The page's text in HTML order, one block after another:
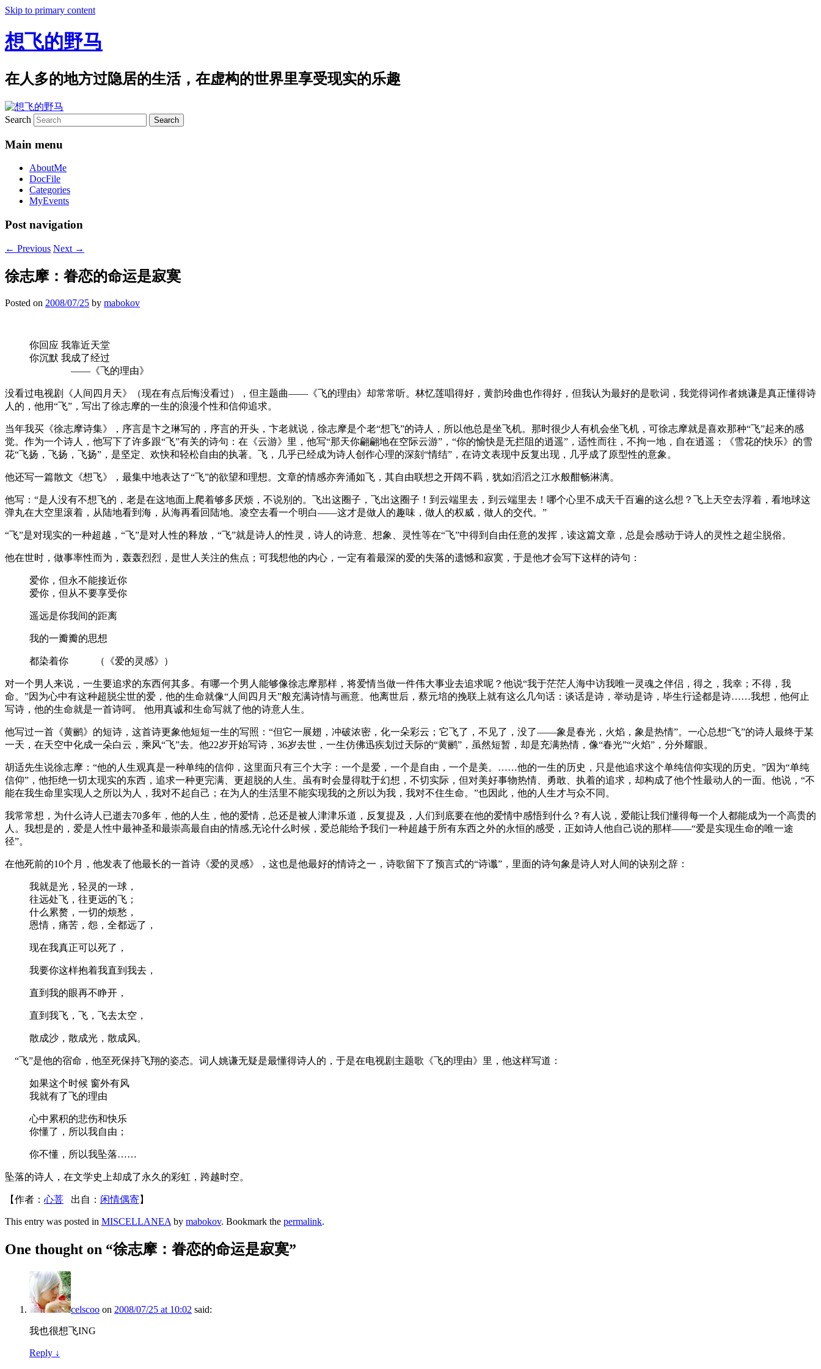
Skip to primary content
想飞的野马
在人多的地方过隐居的生活，在虚构的世界里享受现实的乐趣
Search
Main menu
AboutMe
DocFile
Categories
MyEvents
Post navigation
← Previous Next →
徐志摩：眷恋的命运是寂寞
Posted on 2008/07/25 by mabokov
你回应 我靠近天堂
你沉默 我成了经过
——《飞的理由》
没看过电视剧《人间四月天》（现在有点后悔没看过），但主题曲——《飞的理由》却常常听。林忆莲唱得好，黄韵玲曲也作得好，但我认为最好的是歌词，我觉得词作者姚谦是真正懂得诗
人的，他用“飞”，写出了徐志摩的一生的浪漫个性和信仰追求。
当年我买《徐志摩诗集》，序言是卞之琳写的，序言的开头，卞老就说，徐志摩是个老“想飞”的诗人，所以他总是坐飞机。那时很少人有机会坐飞机，可徐志摩就是喜欢那种“飞”起来的感
觉。作为一个诗人，他写下了许多跟“飞”有关的诗句：在《云游》里，他写“那天你翩翩地在空际云游”，“你的愉快是无拦阻的逍遥”，适性而往，不拘一地，自在逍遥；《雪花的快乐》的雪
花“飞扬，飞扬，飞扬”，是坚定、欢快和轻松自由的执著。飞，几乎已经成为诗人创作心理的深刻“情结”，在诗文表现中反复出现，几乎成了原型性的意象。
他还写一篇散文《想飞》，最集中地表达了“飞”的欲望和理想。文章的情感亦奔涌如飞，其自由联想之开阔不羁，犹如滔滔之江水般酣畅淋漓。
他写：“是人没有不想飞的，老是在这地面上爬着够多厌烦，不说别的。飞出这圈子，飞出这圈子！到云端里去，到云端里去！哪个心里不成天千百遍的这么想？飞上天空去浮着，看地球这
弹丸在大空里滚着，从陆地看到海，从海再看回陆地。凌空去看一个明白——这才是做人的趣味，做人的权威，做人的交代。”
“飞”是对现实的一种超越，“飞”是对人性的释放，“飞”就是诗人的性灵，诗人的诗意、想象、灵性等在“飞”中得到自由任意的发挥，读这篇文章，总是会感动于诗人的灵性之超尘脱俗。
他在世时，做事率性而为，轰轰烈烈，是世人关注的焦点；可我想他的内心，一定有着最深的爱的失落的遗憾和寂寞，于是他才会写下这样的诗句：
爱你，但永不能接近你
爱你，但从不要享受你
遥远是你我间的距离
我的一瓣瓣的思想
都染着你 （《爱的灵感》）
对一个男人来说，一生要追求的东西何其多。有哪一个男人能够像徐志摩那样，将爱情当做一件伟大事业去追求呢？他说“我于茫茫人海中访我唯一灵魂之伴侣，得之，我幸；不得，我
命。”因为心中有这种超脱尘世的爱，他的生命就像“人间四月天”般充满诗情与画意。他离世后，蔡元培的挽联上就有这么几句话：谈话是诗，举动是诗，毕生行迳都是诗……我想，他何止
写诗，他的生命就是一首诗呵。 他用真诚和生命写就了他的诗意人生。
他写过一首《黄鹂》的短诗，这首诗更象他短短一生的写照：“但它一展翅，冲破浓密，化一朵彩云；它飞了，不见了，没了——象是春光，火焰，象是热情”。一心总想“飞”的诗人最终于某
一天，在天空中化成一朵白云，乘风“飞”去。他22岁开始写诗，36岁去世，一生仿佛迅疾划过天际的“黄鹂”，虽然短暂，却是充满热情，像“春光”“火焰”，分外耀眼。
胡适先生说徐志摩：“他的人生观真是一种单纯的信仰，这里面只有三个大字：一个是爱，一个是自由，一个是美。……他的一生的历史，只是他追求这个单纯信仰实现的历史。”因为“单纯
信仰”，他拒绝一切太现实的东西，追求一种更完满、更超脱的人生。虽有时会显得耽于幻想，不切实际，但对美好事物热情、勇敢、执着的追求，却构成了他个性最动人的一面。他说，“不
能在我生命里实现人之所以为人，我对不起自己；在为人的生活里不能实现我的之所以为我，我对不住生命。”也因此，他的人生才与众不同。
我常常想，为什么诗人已逝去70多年，他的人生，他的爱情，总还是被人津津乐道，反复提及，人们到底要在他的爱情中感悟到什么？有人说，爱能让我们懂得每一个人都能成为一个高贵的
人。我想是的，爱是人性中最神圣和最崇高最自由的情感,无论什么时候，爱总能给予我们一种超越于所有东西之外的永恒的感受，正如诗人他自己说的那样——“爱是实现生命的唯一途
径”。
在他死前的10个月，他发表了他最长的一首诗《爱的灵感》，这也是他最好的情诗之一，诗歌留下了预言式的“诗谶”，里面的诗句象是诗人对人间的诀别之辞：
我就是光，轻灵的一球，
往远处飞，往更远的飞；
什么累赘，一切的烦愁，
恩情，痛苦，怨，全都远了，
现在我真正可以死了，
我要你这样抱着我直到我去，
直到我的眼再不睁开，
直到我飞，飞，飞去太空，
散成沙，散成光，散成风。
“飞”是他的宿命，他至死保持飞翔的姿态。词人姚谦无疑是最懂得诗人的，于是在电视剧主题歌《飞的理由》里，他这样写道：
如果这个时候 窗外有风
我就有了飞的理由
心中累积的悲伤和快乐
你懂了，所以我自由；
你不懂，所以我坠落……
坠落的诗人，在文学史上却成了永久的彩虹，跨越时空。
【作者： 心菩 出自： 闲情偶寄】
This entry was posted in MISCELLANEAby mabokov. Bookmark the permalink.
One thought on “徐志摩：眷恋的命运是寂寞”
celscoo on 2008/07/25 at 10:02 said:
我也很想飞ING
Reply ↓